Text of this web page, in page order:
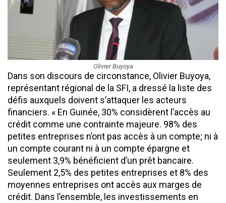
Olivier Buyoya
Dans son discours de circonstance, Olivier Buyoya,
représentant régional de la SFI, a dressé la liste des
défis auxquels doivent s’attaquer les acteurs
financiers. « En Guinée, 30% considèrent l’accès au
crédit comme une contrainte majeure. 98% des
petites entreprises n’ont pas accès à un compte; ni à
un compte courant ni à un compte épargne et
seulement 3,9% bénéficient d’un prêt bancaire.
Seulement 2,5% des petites entreprises et 8% des
moyennes entreprises ont accès aux marges de
crédit. Dans l’ensemble, les investissements en